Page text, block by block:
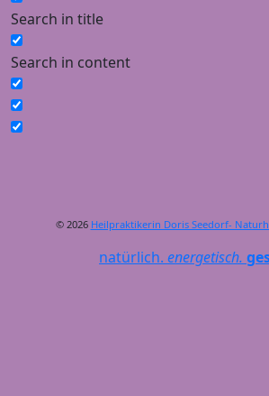
Search in title
Search in content
© 2026 Heilpraktikerin Doris Seedorf-
natürlich. energetisch.